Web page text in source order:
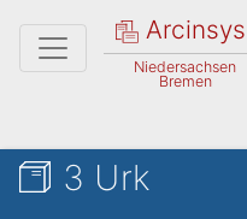
Arcinsys
Niedersachsen
Bremen
3 Urk